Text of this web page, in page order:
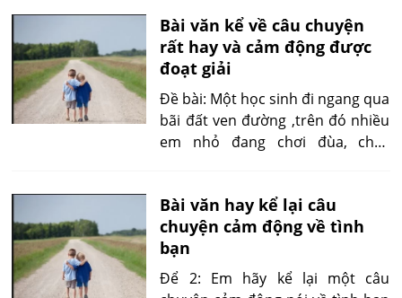
cuồng trong chiếc lồng xinh xắn,...
Em hãy hình dung cảnh dó để kể
lại tỉ mỉ và viết tiếp phần kết thúc
câu chuyện giữa người bạn trai và
chú chim nhỏ.
Bài văn kể về câu chuyện
rất hay và cảm động được
đoạt giải
Đề bài: Một học sinh đi ngang qua
bãi đất ven đường ,trên đó nhiều
em nhỏ đang chơi đùa, chạy
chảy máu,... Chuyện gì xảy ra sau
đó, em hãy kể lại.
Bài văn hay kể lại câu
chuyện cảm động về tình
bạn
Để 2: Em hãy kể lại một câu